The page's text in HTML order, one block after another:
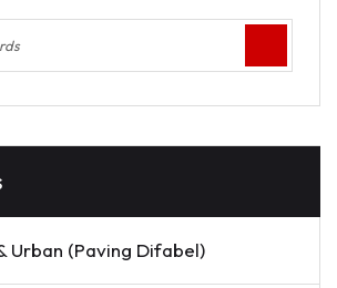
Urban (Paving Difabel)